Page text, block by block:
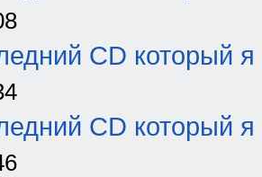
CD который я
CD который я